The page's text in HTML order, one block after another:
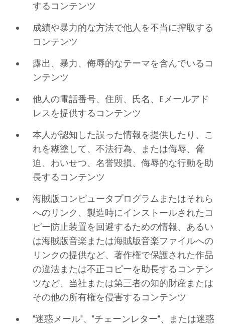
するコンテンツ
成績や暴力的な方法で他人を不当に搾取する
コンテンツ
露出、暴力、侮辱的なテーマを含んでいるコ
ンテンツ
他人の電話番号、住所、氏名、Eメールアド
レスを提供するコンテンツ
本人が認知した誤った情報を提供したり、こ
れを糊塗して、不法行為、または侮辱、脅
迫、わいせつ、名誉毀損、侮辱的な行動を助
長するコンテンツ
海賊版コンピュータプログラムまたはそれら
へのリンク、製造時にインストールされたコ
ピー防止装置を回避するための情報、あるい
は海賊版音楽または海賊版音楽ファイルへの
リンクの提供など、著作権で保護された作品
の違法または不正コピーを助長するコンテン
ツなど、当社または第三者の知的財産または
その他の所有権を侵害するコンテンツ
"迷惑メール"、"チェーンレター"、または迷惑